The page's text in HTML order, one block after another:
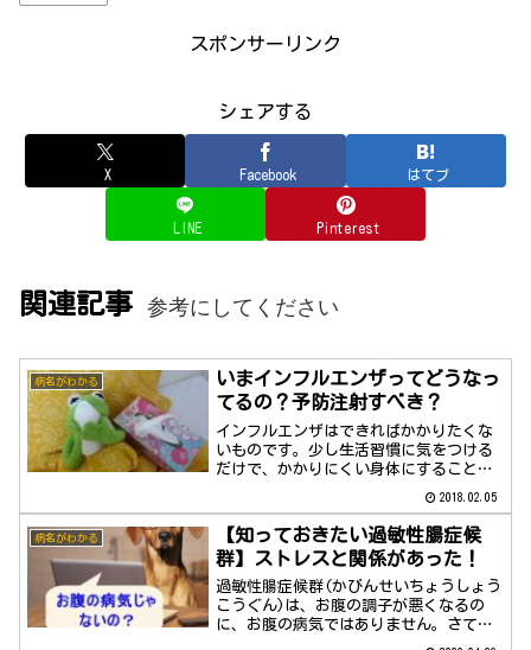
スポンサーリンク
シェアする
X Facebook はてブ
LINE Pinterest
関連記事 参考にしてください
病名がわかる
いまインフルエンザってどうなっ
てるの？予防注射すべき？
インフルエンザはできればかかりたくな
いものです。少し生活習慣に気をつける
だけで、かかりにくい身体にすることが
2018.02.05
病名がわかる
【知っておきたい過敏性腸症候
群】ストレスと関係があった！
過敏性腸症候群(かびんせいちょうしょう
こうぐん)は、お腹の調子が悪くなるの
に、お腹の病気ではありません。さてそ